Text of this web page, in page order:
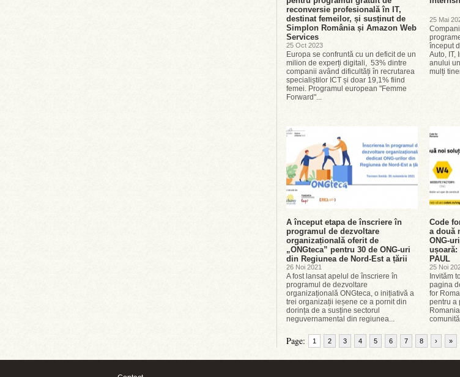
reconversie profesională în IT,
destinat femeilor, și susținut de
Simplon România și Amazon Web
Services
25 Oct 2023
Europa se confruntă cu un deficit de un
milion de experți digitali, 53% dintre
companii având dificultăți în recrutarea
specialiștilor ICT și doar 19,1% fiind
femei. Programul european "Femme
Forward"...
25 Mai
început
Auto, IT,
anului
mulți
A început etapa de înscriere în
programul de dezvoltare
organizațională oferit de
„ONGteca” pentru 30 de ONG-uri
din Regiunea de Nord-Est a țării
26 Noi 2021
A fost lansat apelul de înscriere în
programul de dezvoltare
organizațională ONGteca, o inițiativă a
trei organizații ieșene ce a pornit din
dorința de a susține sectorul
neguvernamental din regiunea...
Code
a două
ONG-
ușoară:
PAUL
25 Noi
Invităm
pagina
for
pentru a
Page: 1 2 3 4 5 6 7 8 › »